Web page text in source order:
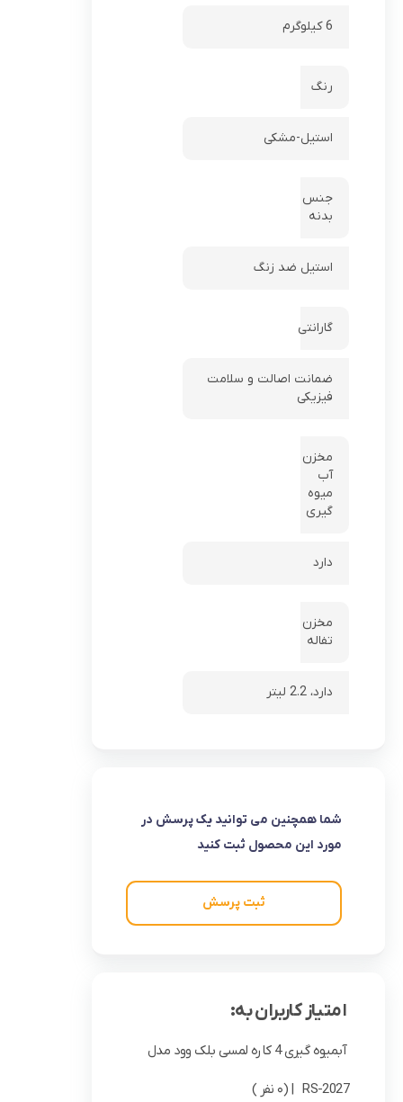
6 کیلوگرم
رنگ
استیل-مشکی
جنس
بدنه
استیل ضد زنگ
گارانتی
ضمانت اصالت و سلامت
فیزیکی
مخزن
آب
میوه
گیری
دارد
مخزن
تفاله
دارد، 2.2 لیتر
شما همچنین می توانید یک پرسش در
مورد این محصول ثبت کنید
ثبت پرسش
امتیاز کاربران به:
آبمیوه گیری 4 کاره لمسی بلک وود مدل
RS-2027 | (0 نفر )